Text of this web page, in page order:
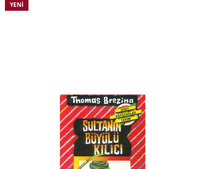
YENI